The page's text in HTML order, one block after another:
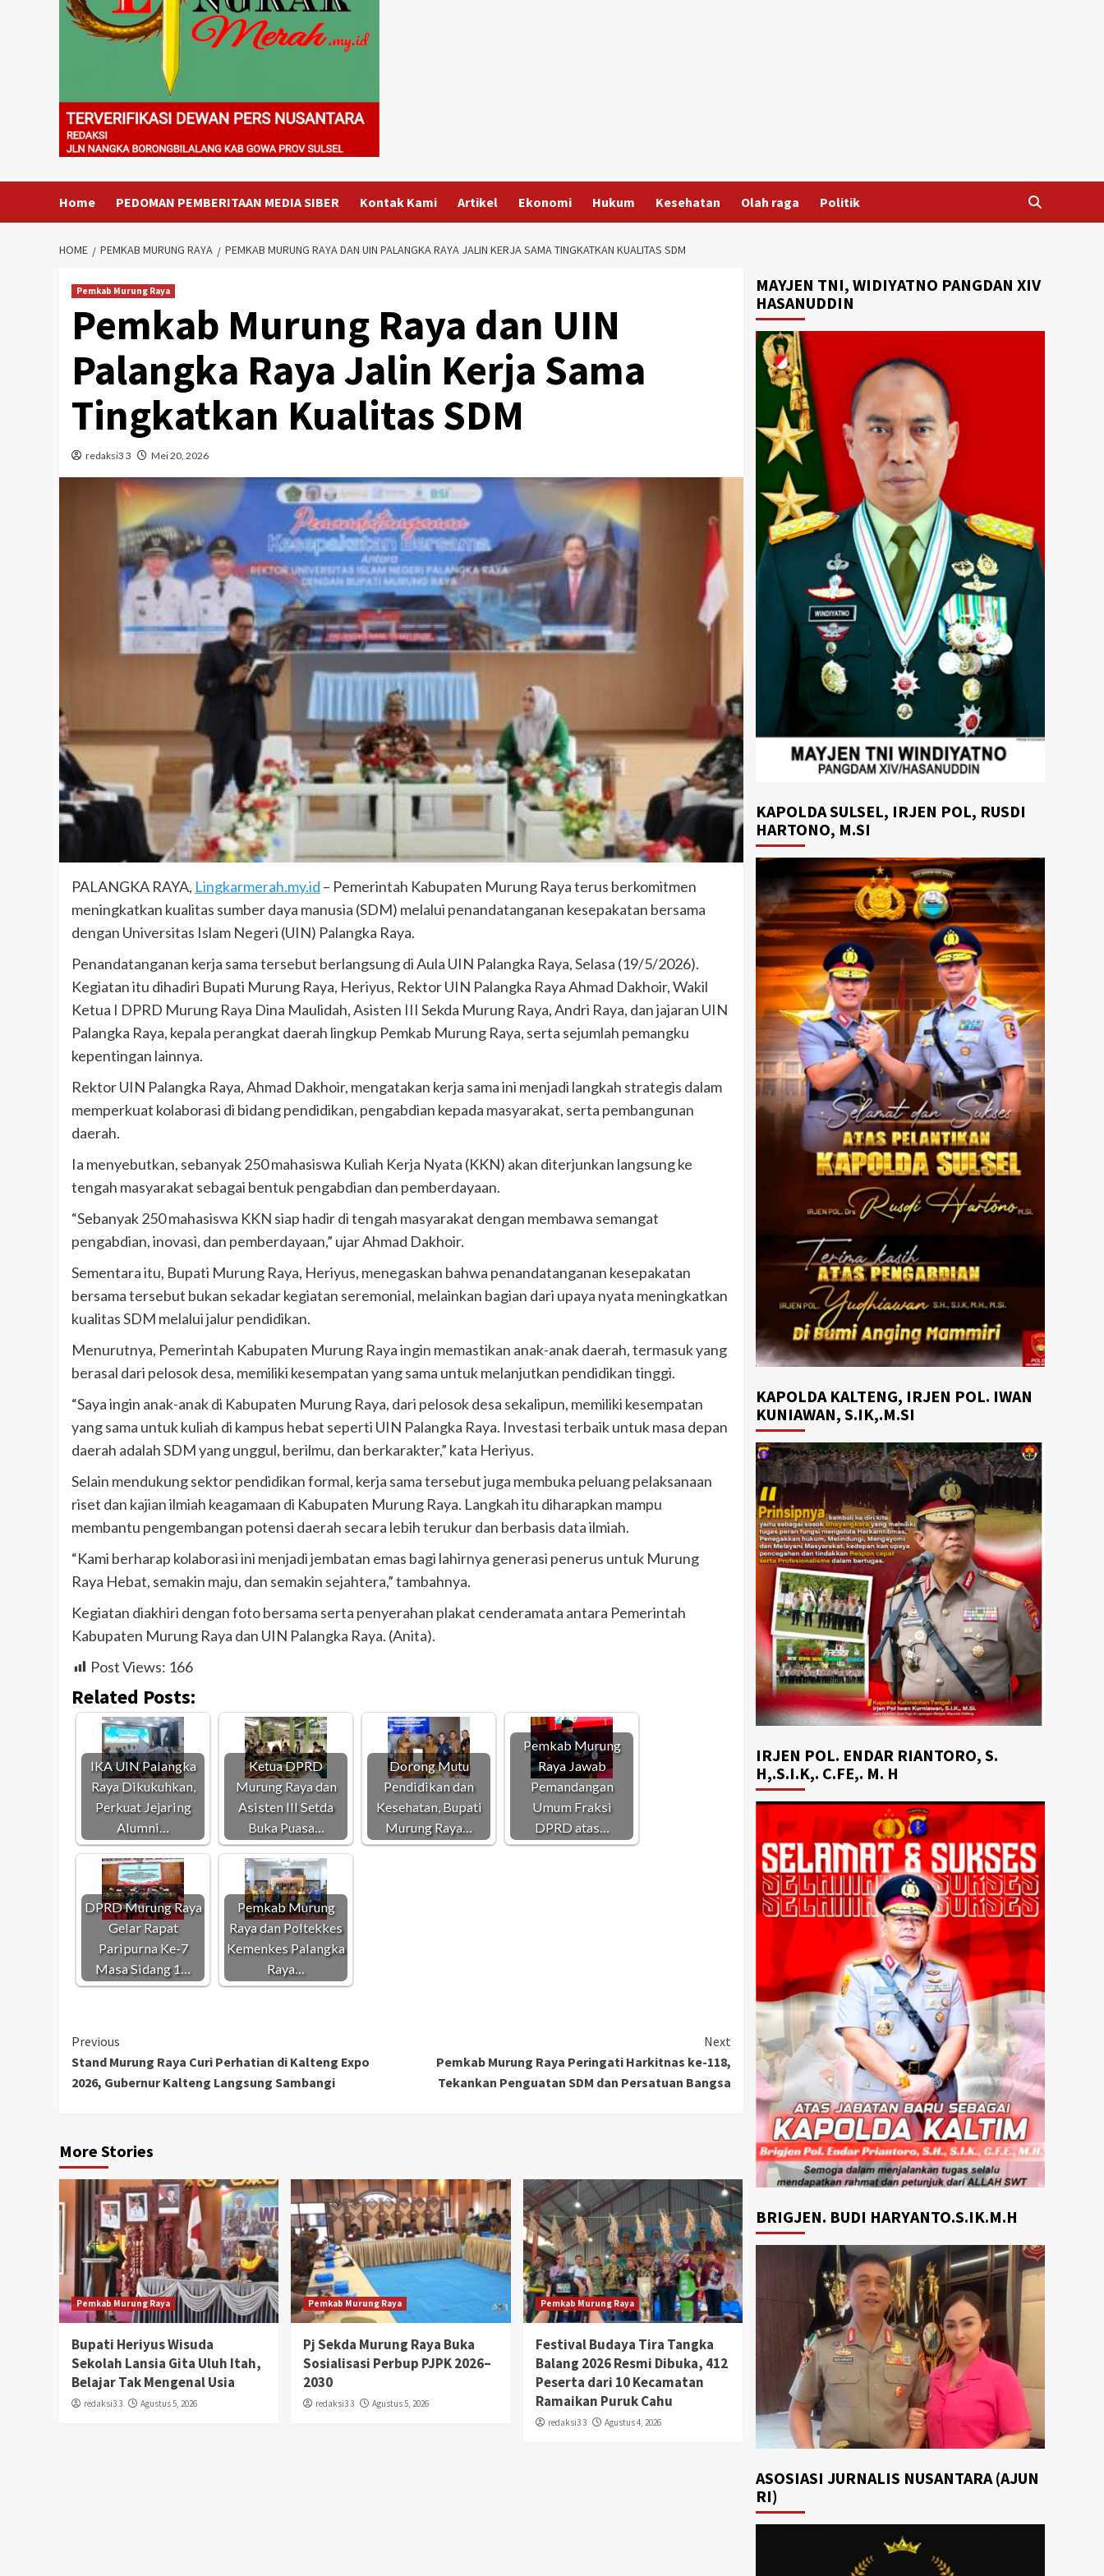
Home PEDOMAN PEMBERITAAN MEDIA SIBER Kontak Kami Artikel Ekonomi Hukum Kesehatan Olah raga Politik
HOME PEMKAB MURUNG RAYA PEMKAB MURUNG RAYA DAN UIN PALANGKA RAYA JALIN KERJA SAMA TINGKATKAN KUALITAS SDM
Pemkab Murung Raya
Pemkab Murung Raya dan UIN
Palangka Raya Jalin Kerja Sama
Tingkatkan Kualitas SDM
redaksi3 3 Mei 20, 2026
PALANGKA RAYA, Lingkarmerah.my.id – Pemerintah Kabupaten Murung Raya terus berkomitmen
meningkatkan kualitas sumber daya manusia (SDM) melalui penandatanganan kesepakatan bersama
dengan Universitas Islam Negeri (UIN) Palangka Raya.
Penandatanganan kerja sama tersebut berlangsung di Aula UIN Palangka Raya, Selasa (19/5/2026).
Kegiatan itu dihadiri Bupati Murung Raya, Heriyus, Rektor UIN Palangka Raya Ahmad Dakhoir, Wakil
Ketua I DPRD Murung Raya Dina Maulidah, Asisten III Sekda Murung Raya, Andri Raya, dan jajaran UIN
Palangka Raya, kepala perangkat daerah lingkup Pemkab Murung Raya, serta sejumlah pemangku
kepentingan lainnya.
Rektor UIN Palangka Raya, Ahmad Dakhoir, mengatakan kerja sama ini menjadi langkah strategis dalam
memperkuat kolaborasi di bidang pendidikan, pengabdian kepada masyarakat, serta pembangunan
daerah.
Ia menyebutkan, sebanyak 250 mahasiswa Kuliah Kerja Nyata (KKN) akan diterjunkan langsung ke
tengah masyarakat sebagai bentuk pengabdian dan pemberdayaan.
“Sebanyak 250 mahasiswa KKN siap hadir di tengah masyarakat dengan membawa semangat
pengabdian, inovasi, dan pemberdayaan,” ujar Ahmad Dakhoir.
Sementara itu, Bupati Murung Raya, Heriyus, menegaskan bahwa penandatanganan kesepakatan
bersama tersebut bukan sekadar kegiatan seremonial, melainkan bagian dari upaya nyata meningkatkan
kualitas SDM melalui jalur pendidikan.
Menurutnya, Pemerintah Kabupaten Murung Raya ingin memastikan anak-anak daerah, termasuk yang
berasal dari pelosok desa, memiliki kesempatan yang sama untuk melanjutkan pendidikan tinggi.
“Saya ingin anak-anak di Kabupaten Murung Raya, dari pelosok desa sekalipun, memiliki kesempatan
yang sama untuk kuliah di kampus hebat seperti UIN Palangka Raya. Investasi terbaik untuk masa depan
daerah adalah SDM yang unggul, berilmu, dan berkarakter,” kata Heriyus.
Selain mendukung sektor pendidikan formal, kerja sama tersebut juga membuka peluang pelaksanaan
riset dan kajian ilmiah keagamaan di Kabupaten Murung Raya. Langkah itu diharapkan mampu
membantu pengembangan potensi daerah secara lebih terukur dan berbasis data ilmiah.
“Kami berharap kolaborasi ini menjadi jembatan emas bagi lahirnya generasi penerus untuk Murung
Raya Hebat, semakin maju, dan semakin sejahtera,” tambahnya.
Kegiatan diakhiri dengan foto bersama serta penyerahan plakat cenderamata antara Pemerintah
Kabupaten Murung Raya dan UIN Palangka Raya. (Anita).
Post Views: 166
Related Posts:
IKA UIN Palangka
Raya Dikukuhkan,
Perkuat Jejaring
Alumni…
Ketua DPRD
Murung Raya dan
Asisten III Setda
Buka Puasa…
Dorong Mutu
Pendidikan dan
Kesehatan, Bupati
Murung Raya…
Pemkab Murung
Raya Jawab
Pemandangan
Umum Fraksi
DPRD atas…
DPRD Murung Raya
Gelar Rapat
Paripurna Ke-7
Masa Sidang 1…
Pemkab Murung
Raya dan Poltekkes
Kemenkes Palangka
Raya…
Continue
Reading
Previous
Stand Murung Raya Curi Perhatian di Kalteng Expo
2026, Gubernur Kalteng Langsung Sambangi
Next
Pemkab Murung Raya Peringati Harkitnas ke-118,
Tekankan Penguatan SDM dan Persatuan Bangsa
More Stories
Pemkab Murung Raya
Bupati Heriyus Wisuda
Sekolah Lansia Gita Uluh Itah,
Belajar Tak Mengenal Usia
redaksi3 3 Agustus 5, 2026
Pemkab Murung Raya
Pj Sekda Murung Raya Buka
Sosialisasi Perbup PJPK 2026–
2030
redaksi3 3 Agustus 5, 2026
Pemkab Murung Raya
Festival Budaya Tira Tangka
Balang 2026 Resmi Dibuka, 412
Peserta dari 10 Kecamatan
Ramaikan Puruk Cahu
redaksi3 3 Agustus 4, 2026
MAYJEN TNI, WIDIYATNO PANGDAN XIV
HASANUDDIN
KAPOLDA SULSEL, IRJEN POL, RUSDI
HARTONO, M.SI
KAPOLDA KALTENG, IRJEN POL. IWAN
KUNIAWAN, S.IK,.M.SI
IRJEN POL. ENDAR RIANTORO, S.
H,.S.I.K,. C.FE,. M. H
BRIGJEN. BUDI HARYANTO.S.IK.M.H
ASOSIASI JURNALIS NUSANTARA (AJUN
RI)